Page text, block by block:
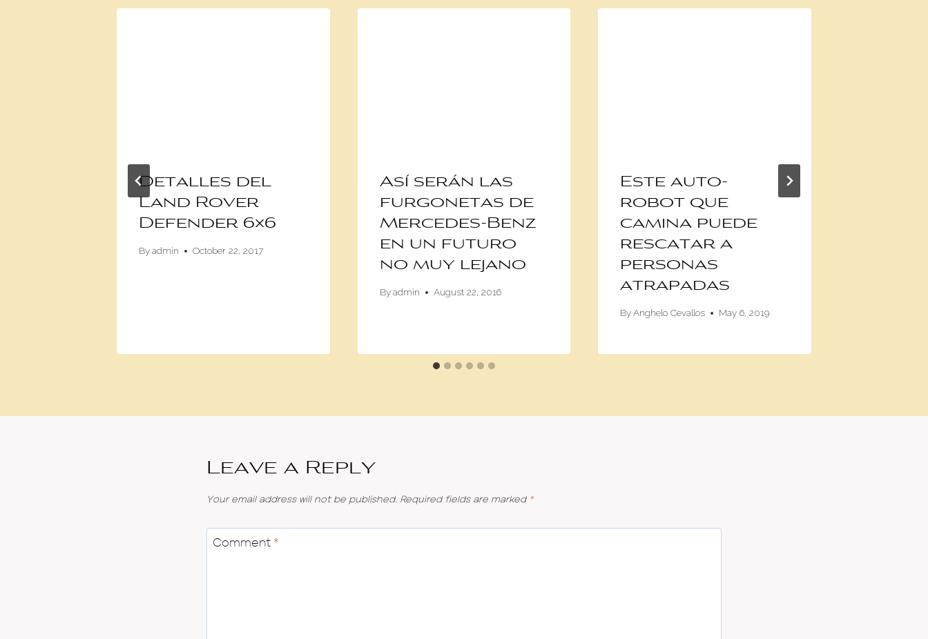
Detalles del
Land Rover
Defender 6×6
Byadmin October 22, 2017
Así serán las
furgonetas de
Mercedes-Benz
en un futuro
no muy lejano
By admin August 22, 2016
Este auto-
robot que
camina puede
rescatar a
personas
atrapadas
By Anghelo Cevallos May 6, 2019
Leave a Reply
Your email address will not be published. Required fields are marked *
Comment *